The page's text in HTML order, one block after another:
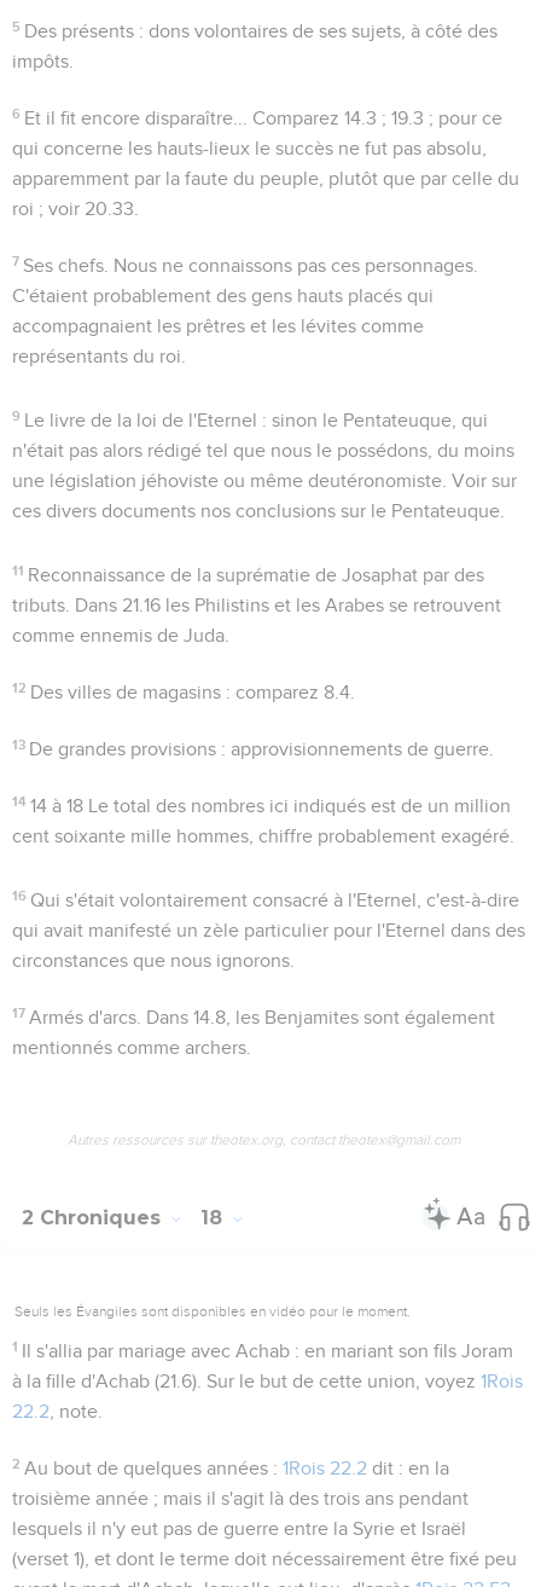
5 Des présents : dons volontaires de ses sujets, à côté des
impôts.
6 Et il fit encore disparaître... Comparez14.3 ; 19.3 ; pour ce
qui concerne les hauts-lieux le succès ne fut pas absolu,
apparemment par la faute du peuple, plutôt que par celle du
roi ; voir 20.33
7 Ses chefs . Nous ne connaissons pas ces personnages.
C'étaient probablement des gens hauts placés qui
accompagnaient les prêtres et les lévites comme
représentants du roi.
9 Le livre de la loi de l'Eternel : sinon le Pentateuque, qui
n'était pas alors rédigé tel que nous le possédons, du moins
une législation jéhoviste ou même deutéronomiste. Voir sur
ces divers documents nos conclusions sur le Pentateuque.
11 Reconnaissance de la suprématie de Josaphat par des
tributs. Dans 21.16 les Philistins et les Arabes se retrouvent
comme ennemis de Juda.
12 Des villes de magasins : comparez 8.4
13 De grandes provisions : approvisionnements de guerre.
14 14 à 18 Le total des nombres ici indiqués est de un million
cent soixante mille hommes, chiffre probablement exagéré.
16 Qui s'était volontairement consacré à l'Eternel , c'est-à-dire
qui avait manifesté un zèle particulier pour l'Eternel dans des
circonstances que nous ignorons.
17 Armés d'arcs . Dans14.8 , les Benjamites sont également
mentionnés comme archers.
Autres ressources sur theotex.org, contact theotex@gmail.com
2 Chroniques 18
Seuls les Évangiles sont disponibles en vidéo pour le moment.
1 Il s'allia par mariage avec Achab : en mariant son fils Joram
à la fille d'Achab (21.6). Sur le but de cette union, voyez 1Rois
22.2 , note.
2 Au bout de quelques années :1Rois 22.2 dit :en la
troisième année ; mais il s'agit là des trois ans pendant
lesquels il n'y eut pas de guerre entre la Syrie et Israël
(verset 1), et dont le terme doit nécessairement être fixé peu